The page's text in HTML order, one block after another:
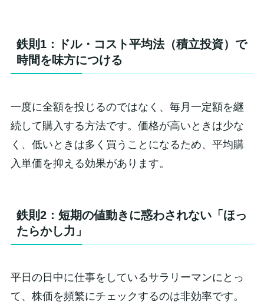
鉄則1：ドル・コスト平均法（積立投資）で
時間を味方につける
一度に全額を投じるのではなく、毎月一定額を継
続して購入する方法です。価格が高いときは少な
く、低いときは多く買うことになるため、平均購
入単価を抑える効果があります。
鉄則2：短期の値動きに惑わされない「ほっ
たらかし力」
平日の日中に仕事をしているサラリーマンにとっ
て、株価を頻繁にチェックするのは非効率です。